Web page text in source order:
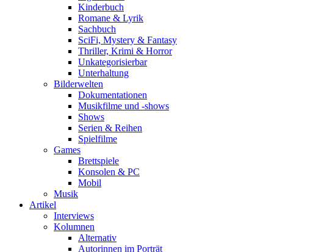
Kinderbuch
Romane & Lyrik
Sachbuch
SciFi, Mystery & Fantasy
Thriller, Krimi & Horror
Unkategorisierbar
Unterhaltung
Bilderwelten
Dokumentationen
Musikfilme und -shows
Shows
Serien & Reihen
Spielfilme
Games
Brettspiele
Konsolen & PC
Mobil
Musik
Artikel
Interviews
Kolumnen
Alternativ
Autorinnen im Porträt